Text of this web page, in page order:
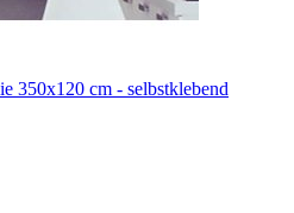
350x120 cm - selbstklebend